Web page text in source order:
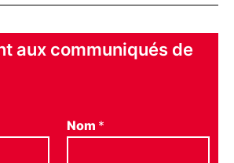
aux communiqués de
Nom *